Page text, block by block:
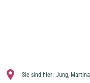
Sie sind hier: Jung, Martina